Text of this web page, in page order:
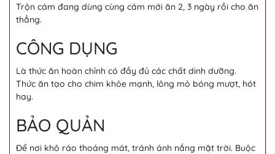
Trộn cám đang dùng cùng cám mới ăn 2, 3 ngày rồi cho ăn
thẳng.
CÔNG DỤNG
Là thức ăn hoàn chỉnh có đầy đủ các chất dinh dưỡng.
Thức ăn tạo cho chim khỏe mạnh, lông mỏ bóng mượt, hót
hay.
BẢO QUẢN
Để nơi khô ráo thoáng mát, tránh ánh nắng mặt trời. Buộc